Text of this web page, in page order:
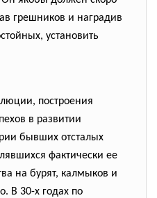
грешников и наградив
установить
построения
в развитии
бывших отсталых
фактически ее
на бурят, калмыков и
В 30-х годах по